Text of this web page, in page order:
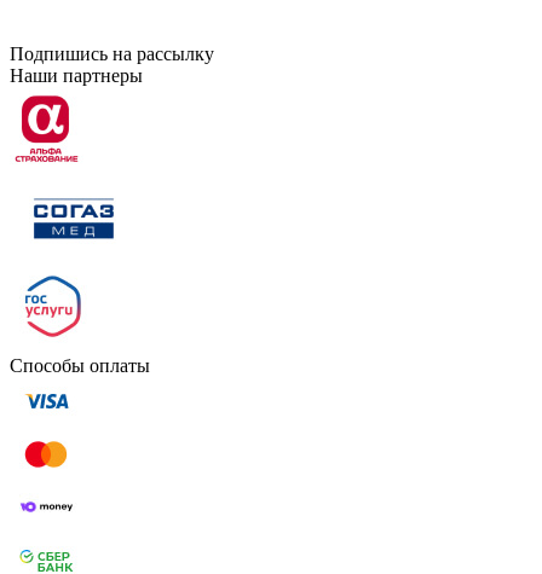
Подпишись на рассылку
Наши партнеры
Способы оплаты